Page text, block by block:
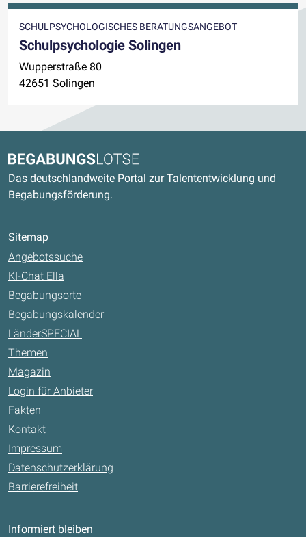
SCHULPSYCHOLOGISCHES BERATUNGSANGEBOT
Schulpsychologie Solingen
Wupperstraße 80
42651 Solingen
Begabungslotse
Das deutschlandweite Portal zur Talententwicklung und
Begabungsförderung.
Sitemap
Angebotssuche
KI-Chat Ella
Begabungsorte
Begabungskalender
LänderSPECIAL
Themen
Magazin
Login für Anbieter
Fakten
Kontakt
Impressum
Datenschutzerklärung
Barrierefreiheit
Informiert bleiben